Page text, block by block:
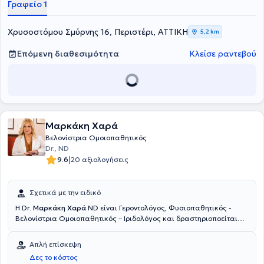
Γραφείο 1
Χρυσοστόμου Σμύρνης 16, Περιστέρι, ΑΤΤΙΚΗ 5,2 km
Επόμενη διαθεσιμότητα Κλείσε ραντεβού
Μαρκάκη Χαρά
Βελονίστρια Ομοιοπαθητικός
Dr., ND
9.6|20 αξιολογήσεις
Σχετικά με την ειδικό
Η Dr. Μαρκάκη Χαρά ND είναι Γεροντολόγος, Φυσιοπαθητικός -
Βελονίστρια Ομοιοπαθητικός – Ιριδολόγος και δραστηριοποείται
University of America) με ειδίκευση στην Αντιγήρανση και την
εξισορρόπηση ορμονικών διαταραχών, Φυσιοπαθητική – Κυτταρική
Ιατρική (Adv. Professional Diploma – Neohippocrates School) και
Απλή επίσκεψη
Δες το κόστος